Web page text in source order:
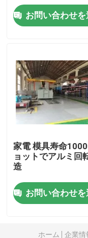
ビデオ
工場旅行
品質管理
ニュース
引用を要求しな
Rotomoulding型
お問い合わせを
家電 模具寿命
ョットでアルミ回
造
お問い合わせを
ホーム 企業情